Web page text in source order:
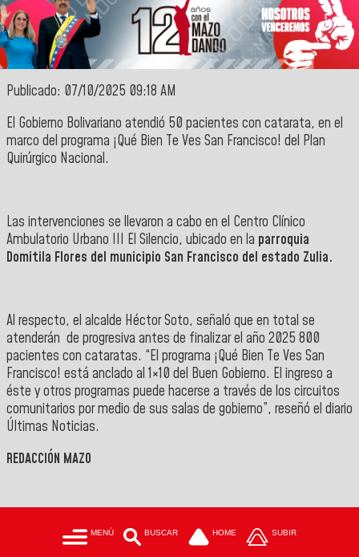
Publicado: 07/10/2025 09:18 AM
El Gobierno Bolivariano atendió 50 pacientes con catarata, en el
marco del programa ¡Qué Bien Te Ves San Francisco! del Plan
Quirúrgico Nacional.
Las intervenciones se llevaron a cabo en el Centro Clínico
Ambulatorio Urbano III El Silencio, ubicado en la parroquia
Domitila Flores del municipio San Francisco del estado Zulia.
Al respecto, el alcalde Héctor Soto, señaló que en total se
atenderán de progresiva antes de finalizar el año 2025 800
pacientes con cataratas. “El programa ¡Qué Bien Te Ves San
Francisco! está anclado al 1×10 del Buen Gobierno. El ingreso a
éste y otros programas puede hacerse a través de los circuitos
comunitarios por medio de sus salas de gobierno”, reseñó el diario
Últimas Noticias.
REDACCIÓN MAZO
MENÚ BUSCAR HOME SUBIR